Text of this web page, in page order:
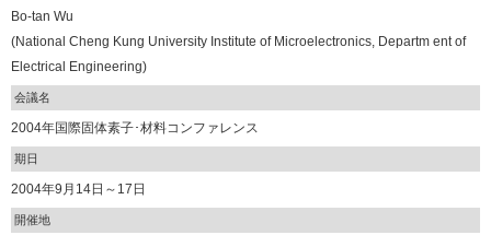
Bo-tan Wu
(National Cheng Kung University Institute of Microelectronics, Departm ent of
Electrical Engineering)
会議名
2004年国際固体素子･材料コンファレンス
期日
2004年9月14日～17日
開催地